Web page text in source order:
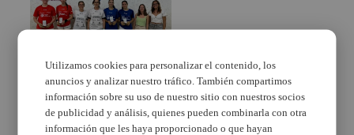
Rafelbunyol torna a
celebrar les Nits de
Raspall
Utilizamos cookies para personalizar el contenido, los
anuncios y analizar nuestro tráfico. También compartimos
información sobre su uso de nuestro sitio con nuestros socios
de publicidad y análisis, quienes pueden combinarla con otra
información que les haya proporcionado o que hayan